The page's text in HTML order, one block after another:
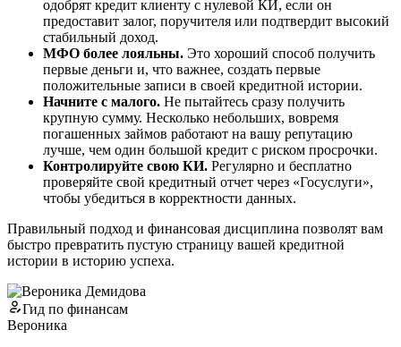
одобрят кредит клиенту с нулевой КИ, если он
предоставит залог, поручителя или подтвердит высокий
стабильный доход.
МФО более лояльны. Это хороший способ получить
первые деньги и, что важнее, создать первые
положительные записи в своей кредитной истории.
Начните с малого. Не пытайтесь сразу получить
крупную сумму. Несколько небольших, вовремя
погашенных займов работают на вашу репутацию
лучше, чем один большой кредит с риском просрочки.
Контролируйте свою КИ. Регулярно и бесплатно
проверяйте свой кредитный отчет через «Госуслуги»,
чтобы убедиться в корректности данных.
Правильный подход и финансовая дисциплина позволят вам
быстро превратить пустую страницу вашей кредитной
истории в историю успеха.
Гид по финансам
Вероника